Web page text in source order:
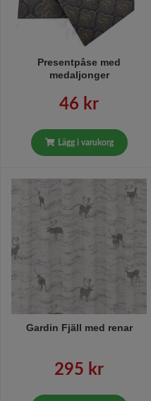
Presentpåse med
medaljonger
46 kr
Lägg i varukorg
Gardin Fjäll med renar
295 kr